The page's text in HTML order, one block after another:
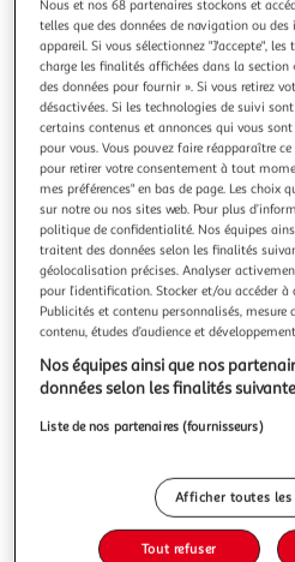
Double ep lewca « 3 kids &
hedgehog » – 33 t 30 cm
Double EP de Lewca réunissant
3 Kids & A Mortgage » et «
écriture qui mêle influences
énergie inspirée par l'attitude
support est au format 33 T 30
composition graph
En savoir +
Vendu par Multishop
Livraison dès 6/7 jours
4,99€
Plus d'options
Vendu par Multishop
Livraison dès 6/7 jours
Plus d'options
Vendu parGpasPlus
Nous et nos 68 partenaires stockons et
telles que des données de navigation ou
appareil. Si vous sélectionnez "J'accepte",
charge les finalités affichées dans la
des données pour fournir ». Si vous retirez
désactivées. Si les technologies de suivi
certains contenus et annonces qui vous
pour vous. Vous pouvez faire réapparaître
pour retirer votre consentement à tout
mes préférences" en bas de page. Les choix
sur notre ou nos sites web. Pour plus
politique de confidentialité. Nos équipes
traitent des données selon les finalités
géolocalisation précises. Analyser
pour l’identification. Stocker et/ou accéder
Publicités et contenu personnalisés,
contenu, études d’audience et
Nos équipes ainsi que nos
données selon les finalités
Liste de nos partenaires (fournisseurs)
Afficher toutes
Tout refuser